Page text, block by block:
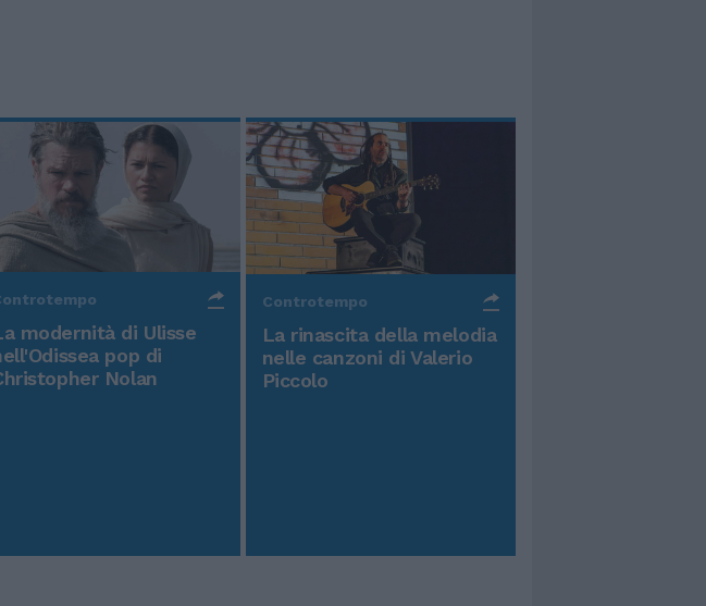
modernità di Ulisse
pop di
Nolan
Controtempo
La rinascita della melodia
nelle canzoni di Valerio
Piccolo